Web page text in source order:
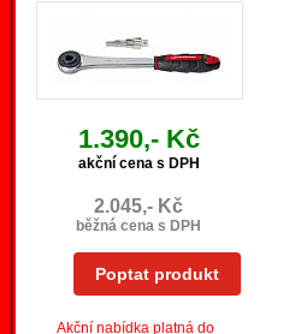
1.390,- Kč
akční cena s DPH
2.045,- Kč
běžná cena s DPH
Poptat produkt
Akční nabídka platná do